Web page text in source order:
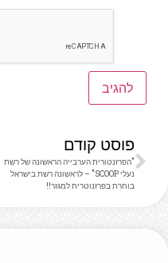
פוסט קודם
"הפרזנטורית הערבייה הראשונה של רשת
נעלי SCOOP" – לראשונה רשת בישראל
בוחרת בפרזנוטרית למגזר!!